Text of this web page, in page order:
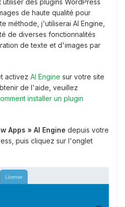
de haute qualité pour
méthode, j'utiliserai AI Engine,
de diverses fonctionnalités
de texte et d'images par
activez AI Engine sur votre site
de l'aide, veuillez
installer un plugin
Apps » AI Engine depuis votre
puis cliquez sur l'onglet